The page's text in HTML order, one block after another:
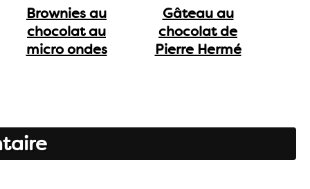
Brownies au
chocolat au
micro ondes
Gâteau au
chocolat de
Pierre Hermé